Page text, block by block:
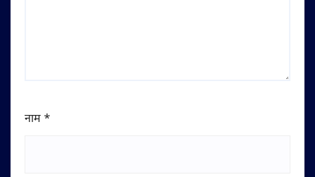
नाम *